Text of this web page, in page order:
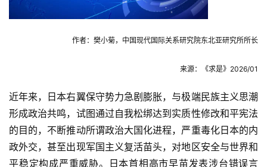
作者：樊小菊，中国现代国际关系研究院东北亚研究所所长
来源：《求是》2026/01
近年来，日本右翼保守势力急剧膨胀，与极端民族主义思潮
形成政治共鸣，试图通过自我松绑达到实质性修改和平宪法
的目的，不断推动所谓政治大国化进程，严重毒化日本的内
政外交，甚至出现军国主义复活苗头，对地区安全与世界和
平稳定构成严重威胁。日本首相高市早苗发表涉台错误言